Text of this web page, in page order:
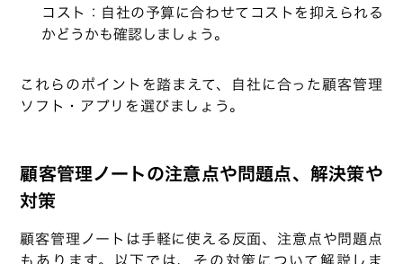
コスト：自社の予算に合わせてコストを抑えられる
かどうかも確認しましょう。
これらのポイントを踏まえて、自社に合った顧客管理
ソフト・アプリを選びましょう。
顧客管理ノートの注意点や問題点、解決策や
対策
顧客管理ノートは手軽に使える反面、注意点や問題点